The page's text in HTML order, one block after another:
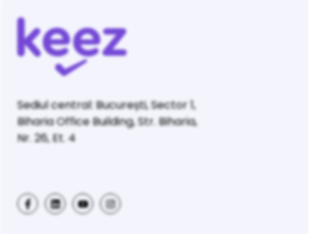
Sediul central: București, Sector 1,
Biharia Office Building, Str. Biharia,
Nr. 26, Et. 4